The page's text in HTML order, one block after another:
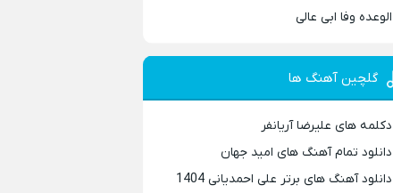
الوعده وفا ابی عالی
گلچین آهنگ ها
دکلمه های علیرضا آریانفر
دانلود تمام آهنگ های امید جهان
دانلود آهنگ های برتر علی احمدیانی 1404